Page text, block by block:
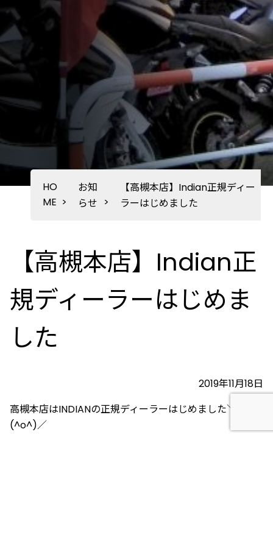
HO
ME >
お知
らせ >
【高槻本店】Indian正規ディー
ラーはじめました
【高槻本店】Indian正
規ディーラーはじめま
した
2019年11月18日
高槻本店はINDIANの正規ディーラーはじめました＼
(^o^)／